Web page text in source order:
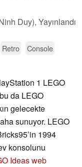
Duy), Yayınlandı
Retro
Console
1 LEGO
da LEGO
gelecekte
sunuyor. LEGO
1994
konsolunu
Ideas web